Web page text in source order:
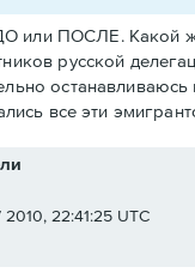
или ПОСЛЕ. Какой
русской
все эти
22:41:25 UTC